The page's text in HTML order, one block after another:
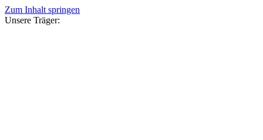
Zum Inhalt springen
Unsere Träger: